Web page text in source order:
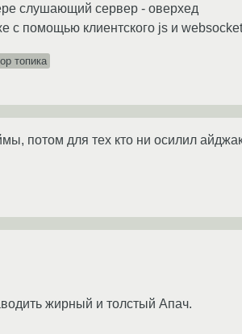
слушающий сервер - оверхед
с помощью клиентского js и
топика
потом для тех кто ни осилил
жирный и толстый Апач.